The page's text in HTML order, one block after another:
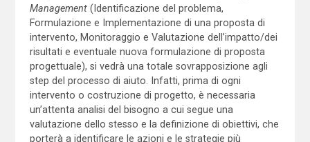
Management(Identificazione del problema,
Formulazione e Implementazione di una proposta di
intervento, Monitoraggio e Valutazione dell’impatto/dei
risultati e eventuale nuova formulazione di proposta
progettuale), si vedrà una totale sovrapposizione agli
step del processo di aiuto. Infatti, prima di ogni
intervento o costruzione di progetto, è necessaria
un’attenta analisi del bisogno a cui segue una
valutazione dello stesso e la definizione di obiettivi, che
porterà a identificare le azioni e le strategie più